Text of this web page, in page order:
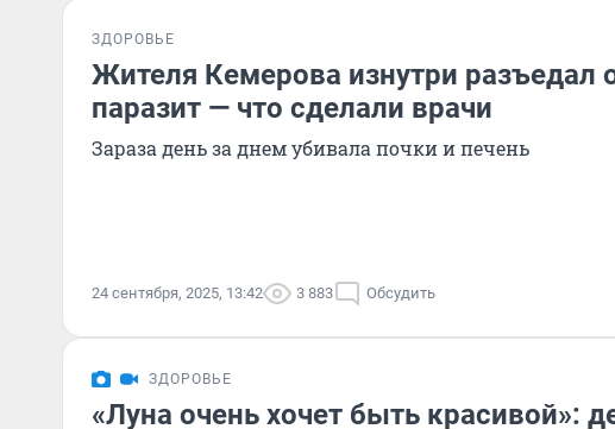
ЗДОРОВЬЕ
Жителя Кемерова изнутри разъедал
паразит — что сделали врачи
Зараза день за днем убивала почки и печень
24 сентября, 2025, 13:42 3 883 Обсудить
ЗДОРОВЬЕ
«Луна очень хочет быть красивой»: